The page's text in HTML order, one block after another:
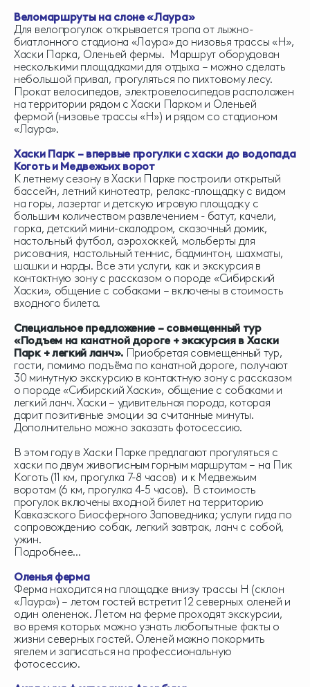
Веломаршруты на слоне «Лаура»
Для велопрогулок открывается тропа от лыжно-
биатлонного стадиона «Лаура» до низовья трассы «Н»,
Хаски Парка, Оленьей фермы. Маршрут оборудован
несколькими площадками для отдыха – можно сделать
небольшой привал, прогуляться по пихтовому лесу.
Прокат велосипедов, электровелосипедов расположен
на территории рядом с Хаски Парком и Оленьей
фермой (низовье трассы «Н») и рядом со стадионом
«Лаура».
Хаски Парк – впервые прогулки с хаски до водопада
Коготь и Медвежьих ворот
К летнему сезону в Хаски Парке построили открытый
бассейн, летний кинотеатр, релакс-площадку с видом
на горы, лазертаг и детскую игровую площадку с
большим количеством развлечением - батут, качели,
горка, детский мини-скалодром, сказочный домик,
настольный футбол, аэрохоккей, мольберты для
рисования, настольный теннис, бадминтон, шахматы,
шашки и нарды. Все эти услуги, как и экскурсия в
контактную зону с рассказом о породе «Сибирский
Хаски», общение с собаками – включены в стоимость
входного билета.
Специальное предложение – совмещенный тур
«Подъем на канатной дороге + экскурсия в Хаски
Парк + легкий ланч». Приобретая совмещенный тур,
гости, помимо подъёма по канатной дороге, получают
30 минутную экскурсию в контактную зону с рассказом
о породе «Сибирский Хаски», общение с собаками и
легкий ланч. Хаски – удивительная порода, которая
дарит позитивные эмоции за считанные минуты.
Дополнительно можно заказать фотосессию.
В этом году в Хаски Парке предлагают прогуляться с
хаски по двум живописным горным маршрутам – на Пик
Коготь (11 км, прогулка 7-8 часов) и к Медвежьим
воротам (6 км, прогулка 4-5 часов). В стоимость
прогулок включены входной билет на территорию
Кавказского Биосферного Заповедника; услуги гида по
сопровождению собак, легкий завтрак, ланч с собой,
ужин.
Подробнее...
Оленья ферма
Ферма находится на площадке внизу трассы H (склон
«Лаура») – летом гостей встретит 12 северных оленей и
один олененок. Летом на ферме проходят экскурсии,
во время которых можно узнать любопытные факты о
жизни северных гостей. Оленей можно покормить
ягелем и записаться на профессиональную
фотосессию.